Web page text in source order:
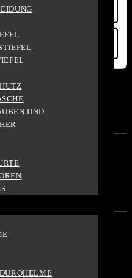
verwenden
UND